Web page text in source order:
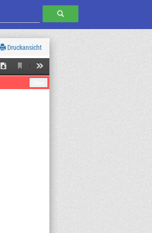
SUCHEN
Druckansicht
Download
Current
View
Tools